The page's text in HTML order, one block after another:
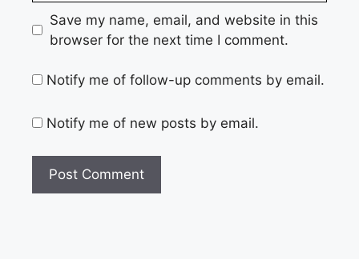
Save my name, email, and website in this
browser for the next time I comment.
Notify me of follow-up comments by email.
Notify me of new posts by email.